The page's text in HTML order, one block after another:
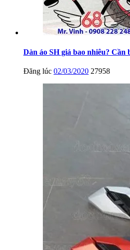
Dàn áo SH giá bao nhiêu? Cần
Đăng lúc 02/03/2020 27958